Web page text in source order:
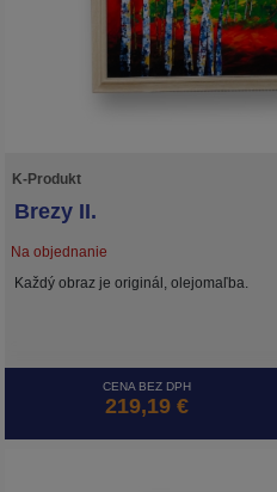
K-Produkt
Brezy II.
Na objednanie
Každý obraz je originál, olejomaľba.
CENA BEZ DPH
219,19 €